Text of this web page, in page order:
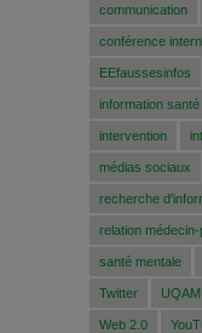
communication
conférence
EEfaussesinfos
information santé
intervention
médias sociaux
recherche
relation médecin-
santé mentale
Twitter UQAM
Web 2.0